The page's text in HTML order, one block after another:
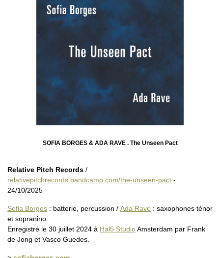
SOFIA BORGES & ADA RAVE . The Unseen Pact
Relative Pitch Records /
relativepitchrecords.bandcamp.com/the-unseen-pact -
24/10/2025
Sofia Borges : batterie, percussion / Ada Rave : saxophones ténor
et sopranino.
Enregistré le 30 juillet 2024 à Hal5 StudioAmsterdam par Frank
de Jong et Vasco Guedes.